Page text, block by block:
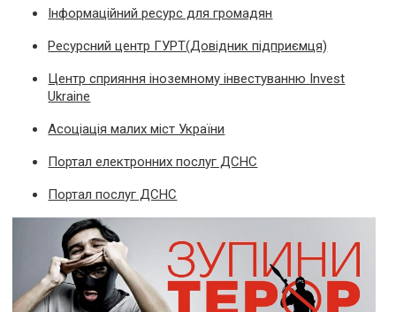
Інформаційний ресурс для громадян
Ресурсний центр ГУРТ(Довідник підприємця)
Центр сприяння іноземному інвестуванню Invest
Ukraine
Асоціація малих міст України
Портал електронних послуг ДСНС
Портал послуг ДСНС